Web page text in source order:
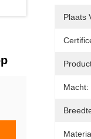
Plaats
Macht: